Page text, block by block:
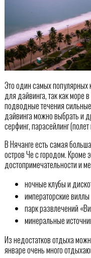
Это один самых популярных
для дайвинга, так как море
подводные течения
дайвинга можно выбрать и
серфинг, парасейлинг
В Нячанге есть самая
остров Че с городом. Кроме
достопримечательности и
ночные клубы и
императорские
парк развлечений
минеральные
Из недостатков отдыха
январе очень много